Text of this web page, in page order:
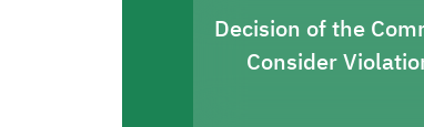
Decision of the
Consider